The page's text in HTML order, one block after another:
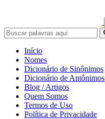
Início
Nomes
Dicionário de Sinônimos
Dicionário de Antônimos
Blog / Artigos
Quem Somos
Termos de Uso
Política de Privacidade